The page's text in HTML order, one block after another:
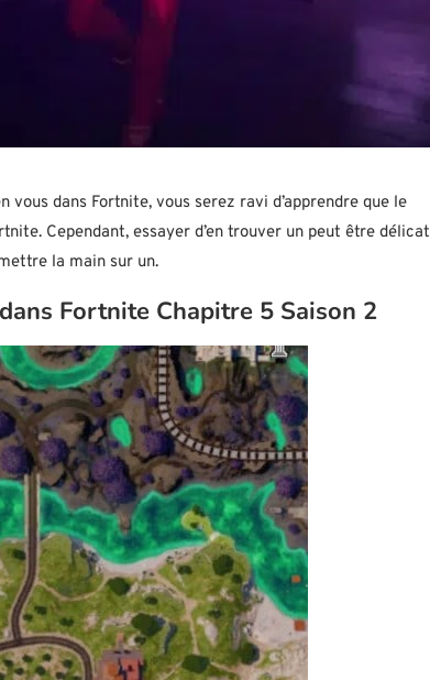
vous dans Fortnite, vous serez ravi d’apprendre que le
Cependant, essayer d’en trouver un peut être
la main sur un.
Fortnite Chapitre 5 Saison 2